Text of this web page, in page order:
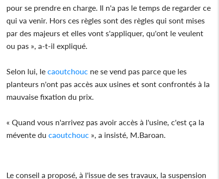
pour se prendre en charge. Il n'a pas le temps de regarder ce
qui va venir. Hors ces règles sont des règles qui sont mises
par des majeurs et elles vont s'appliquer, qu'ont le veulent
ou pas », a-t-il expliqué.
Selon lui, lecaoutchouc ne se vend pas parce que les
planteurs n'ont pas accès aux usines et sont confrontés à la
mauvaise fixation du prix.
« Quand vous n'arrivez pas avoir accès à l'usine, c'est ça la
mévente ducaoutchouc », a insisté, M.Baroan.
Le conseil a proposé, à l'issue de ses travaux, la suspension